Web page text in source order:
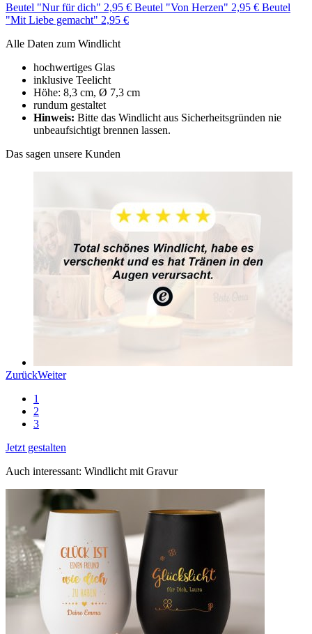
Beutel "Nur für dich" 2,95 € Beutel "Von Herzen" 2,95 € Beutel
"Mit Liebe gemacht" 2,95 €
Alle Daten zum Windlicht
hochwertiges Glas
inklusive Teelicht
Höhe: 8,3 cm, Ø 7,3 cm
rundum gestaltet
Hinweis: Bitte das Windlicht aus Sicherheitsgründen nie
unbeaufsichtigt brennen lassen.
Das sagen unsere Kunden
ZurückWeiter
1
2
3
Jetzt gestalten
Auch interessant: Windlicht mit Gravur